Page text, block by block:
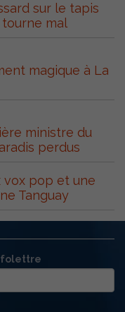
sur le tapis
mal
magique à La
ministre du
perdus
vox pop et une
Tanguay